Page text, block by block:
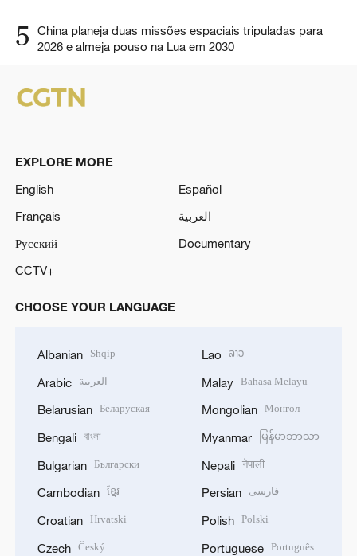
5
China planeja duas missões espaciais tripuladas para
2026 e almeja pouso na Lua em 2030
EXPLORE MORE
English
Español
Français
العربية
Русский
Documentary
CCTV+
CHOOSE YOUR LANGUAGE
Albanian Shqip
Arabic العربية
Belarusian Беларуская
Bengali বাংলা
Bulgarian Български
Cambodian ខ្មែរ
Croatian Hrvatski
Czech Český
Lao ລາວ
Malay Bahasa Melayu
Mongolian Монгол
Myanmar မြန်မာဘာသာ
Nepali नेपाली
Persian فارسی
Polish Polski
Portuguese Português